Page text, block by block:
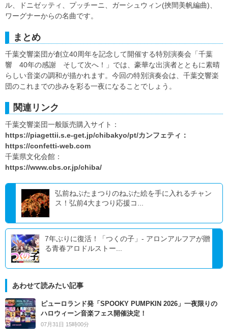
ル、ドニゼッティ、プッチーニ、ガーシュウィン(挾間美帆編曲)、
ワーグナーからの名曲です。
まとめ
千葉交響楽団が創立40周年を記念して開催する特別演奏会「千葉
響 40年の感謝 そして次へ！」では、豪華な出演者とともに素晴
らしい音楽の調和が描かれます。今回の特別演奏会は、千葉交響楽
団のこれまでの歩みを彩る一夜になることでしょう。
関連リンク
千葉交響楽団一般販売購入サイト：
https://piagettii.s.e-get.jp/chibakyo/pt/カンフェティ：
https://confetti-web.com
千葉県文化会館：
https://www.cbs.or.jp/chiba/
弘前ねぷたまつりのねぷた絵を手に入れるチャン
ス！弘前4大まつり応援コ...
7年ぶりに復活！「つくの子」- アロンアルフアが贈
る青春アロドルストー...
あわせて読みたい記事
ピューロランド発「SPOOKY PUMPKIN 2026」一夜限りの
ハロウィーン音楽フェス開催決定！
07月31日 15時00分